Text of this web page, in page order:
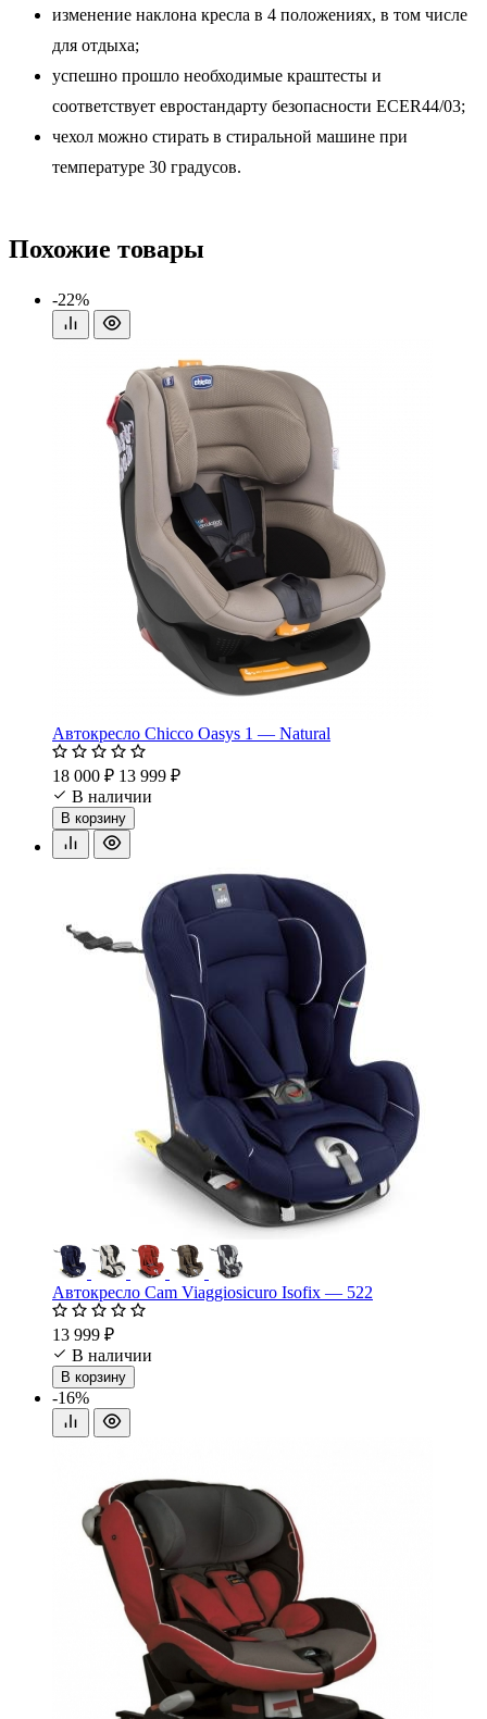
изменение наклона кресла в 4 положениях, в том числе
для отдыха;
успешно прошло необходимые краштесты и
соответствует евростандарту безопасности ECER44/03;
чехол можно стирать в стиральной машине при
температуре 30 градусов.
Похожие товары
-22%
Автокресло Chicco Oasys 1 — Natural
18 000 ₽ 13 999 ₽
В наличии
В корзину
Автокресло Cam Viaggiosicuro Isofix — 522
13 999 ₽
В наличии
В корзину
-16%